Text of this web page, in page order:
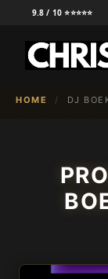
9.8 / 10 ⭐⭐⭐⭐⭐
HOME /